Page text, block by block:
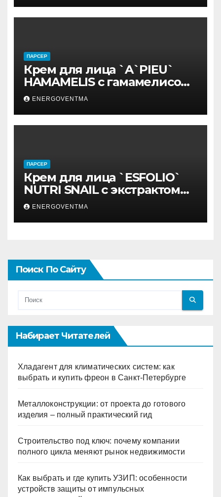
ПАРСЕР
Крем для лица `A`PIEU`
HAMAMELIS с гамамелисом
50 мл
ENERGOVENTMA
ПАРСЕР
Крем для лица `ESFOLIO`
NUTRI SNAIL с экстрактом
муцина улитки 200 мл
ENERGOVENTMA
Поиск По Сайту
Набирает Читателей
Хладагент для климатических систем: как
выбрать и купить фреон в Санкт-Петербурге
Металлоконструкции: от проекта до готового
изделия – полный практический гид
Строительство под ключ: почему компании
полного цикла меняют рынок недвижимости
Как выбрать и где купить УЗИП: особенности
устройств защиты от импульсных